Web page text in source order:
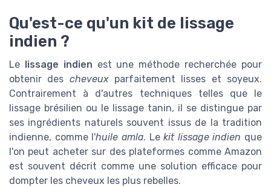
Qu'est-ce qu'un kit de lissage
indien ?
Le lissage indien est une méthode recherchée pour
obtenir des cheveuxparfaitement lisses et soyeux.
Contrairement à d'autres techniques telles que le
lissage brésilien ou le lissage tanin, il se distingue par
ses ingrédients naturels souvent issus de la tradition
indienne, comme l'huile amla. Lekit lissage indien que
l'on peut acheter sur des plateformes comme Amazon
est souvent décrit comme une solution efficace pour
dompter les cheveux les plus rebelles.